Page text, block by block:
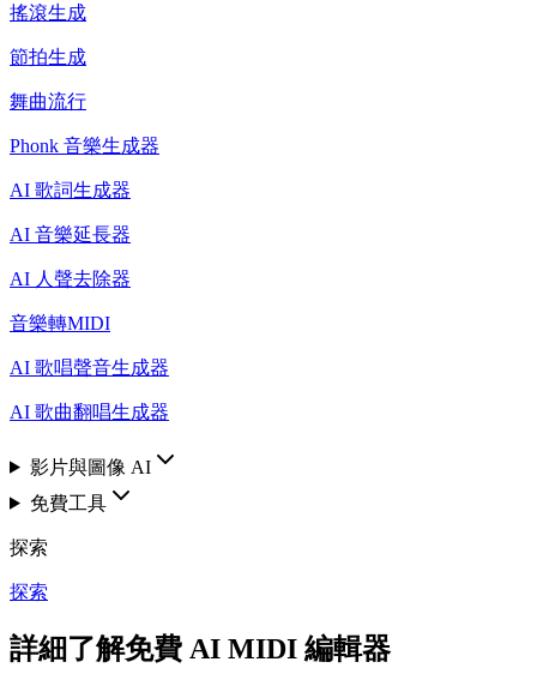
搖滾生成
節拍生成
舞曲流行
Phonk 音樂生成器
AI 歌詞生成器
AI 音樂延長器
AI 人聲去除器
音樂轉MIDI
AI 歌唱聲音生成器
AI 歌曲翻唱生成器
影片與圖像 AI
免費工具
探索
探索
詳細了解免費 AI MIDI 編輯器